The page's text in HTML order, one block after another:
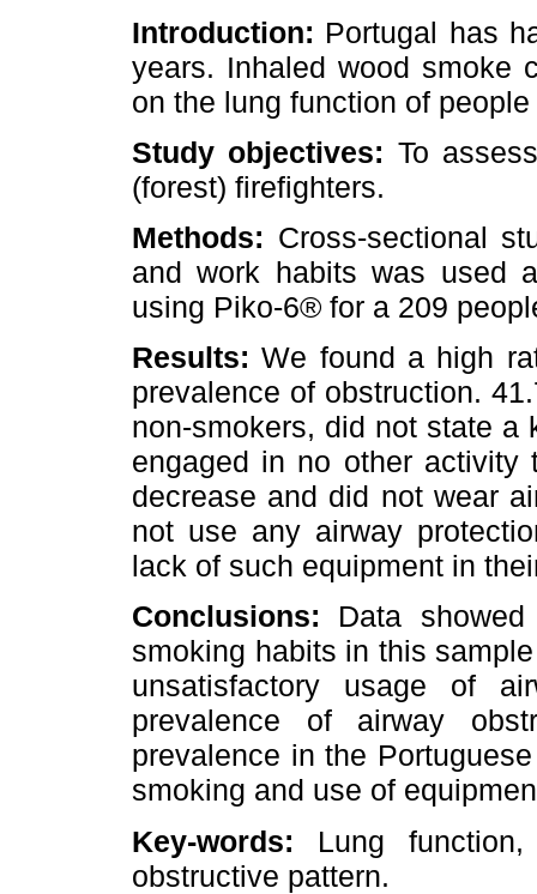
Introduction: Portugal has
years. Inhaled wood smoke
on the lung function of
Study objectives: To
(forest) firefighters.
Methods: Cross-sectional
and work habits was used
using Piko-6® for a 209
Results: We found a high
prevalence of obstruction.
non-smokers, did not state a
engaged in no other activity
decrease and did not wear
not use any airway
lack of such equipment in
Conclusions: Data
smoking habits in this
unsatisfactory usage of
prevalence of airway
prevalence in the
smoking and use of
Key-words: Lung function,
obstructive pattern.